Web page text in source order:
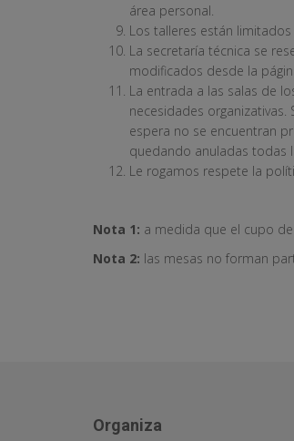
área personal.
Los talleres están
La secretaría técnica se
modificados desde la
La entrada a las salas de
necesidades
espera no se encuentran
quedando anuladas todas
Le rogamos respete la
Nota 1: a medida que el cupo
Nota 2: las mesas no forman
Organiza